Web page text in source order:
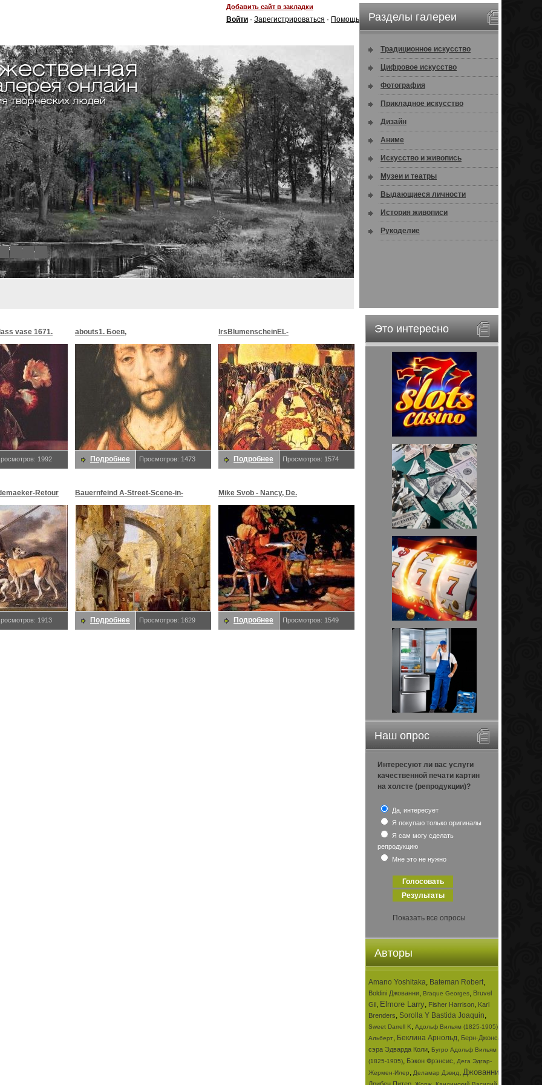
Добавить сайт в закладки
Войти · Зарегистрироваться · Помощь
8
Разделы галереи
Традиционное искусство
Цифровое искусство
Фотография
Прикладное искусство
Дизайн
Аниме
Искусство и живопись
Музеи и театры
Выдающиеся личности
История живописи
Рукоделие
Это интересно
Наш опрос
Интересуют ли вас услуги
качественной печати картин
на холсте (репродукции)?
Да, интересует
Я покупаю только оригиналы
Я сам могу сделать
репродукцию
Мне это не нужно
Показать все опросы
Авторы
Amano Yoshitaka, Bateman Robert,
Boldini Джованни, Braque Georges, Bruvel
Gil, Elmore Larry, Fisher Harrison, Karl
Brenders, Sorolla Y Bastida Joaquin,
Sweet Darrell K, Адольф Вильям (1825-1905)
Альберт, Беклина Арнольд, Берн-Джонса
сэра Эдварда Коли, Бугро Адольф Вильям
(1825-1905), Бэкон Фрэнсис, Дега Эдгар-
Жермен-Илер, Деламар Дэвид, Джованни
vase 1671.
1992
abouts1. Боев,
Подробнее Просмотров: 1473
lrsBlumenscheinEL-
MoonMorningstar&EveStar.
Blumenschein,
Подробнее Просмотров: 1574
Retour
1913
Bauernfeind A-Street-Scene-in-
Jerusalem-sj. Bauernfeind,
Подробнее Просмотров: 1629
Mike Svob - Nancy, De.
Подробнее Просмотров: 1549